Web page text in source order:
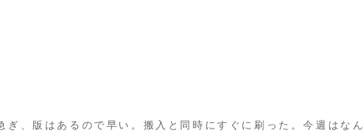
、版はあるので早い。搬入と同時にすぐに刷った。今週はなん